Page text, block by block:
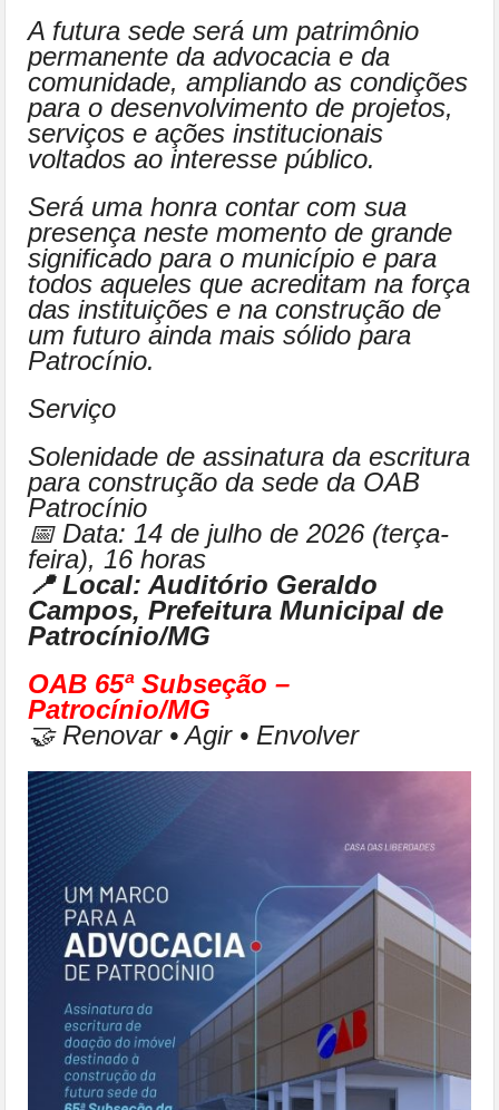
A futura sede será um patrimônio
permanente da advocacia e da
comunidade, ampliando as condições
para o desenvolvimento de projetos,
serviços e ações institucionais
voltados ao interesse público.
Será uma honra contar com sua
presença neste momento de grande
significado para o município e para
todos aqueles que acreditam na força
das instituições e na construção de
um futuro ainda mais sólido para
Patrocínio.
Serviço
Solenidade de assinatura da escritura
para construção da sede da OAB
Patrocínio
📅 Data: 14 de julho de 2026 (terça-
feira), 16 horas
📍 Local: Auditório Geraldo
Campos, Prefeitura Municipal de
Patrocínio/MG
OAB 65ª Subseção –
Patrocínio/MG
🤝 Renovar • Agir • Envolver